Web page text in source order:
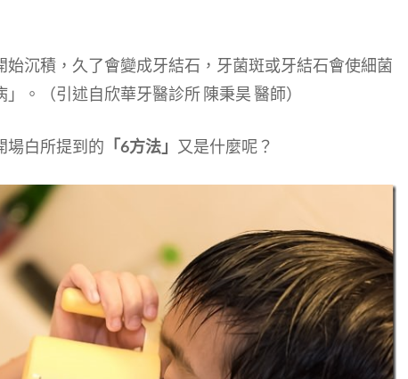
始沉積，久了會變成牙結石，牙菌斑或牙結石會使細菌
。（引述自欣華牙醫診所 陳秉昊 醫師）
場白所提到的 「6方法」 又是什麼呢？